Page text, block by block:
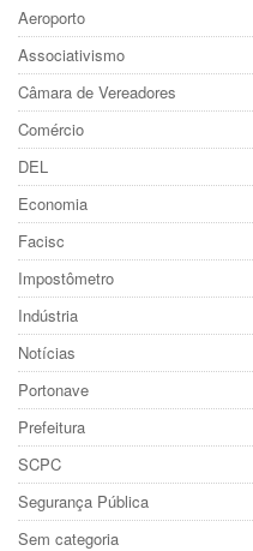
Aeroporto
Associativismo
Câmara de Vereadores
Comércio
DEL
Economia
Facisc
Impostômetro
Indústria
Notícias
Portonave
Prefeitura
SCPC
Segurança Pública
Sem categoria